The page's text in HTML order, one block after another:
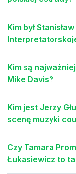
Kim był
Kim są
Mike Davis?
Kim jest Jerzy
scenę muzyki
Czy Tamara
Łukasiewicz to